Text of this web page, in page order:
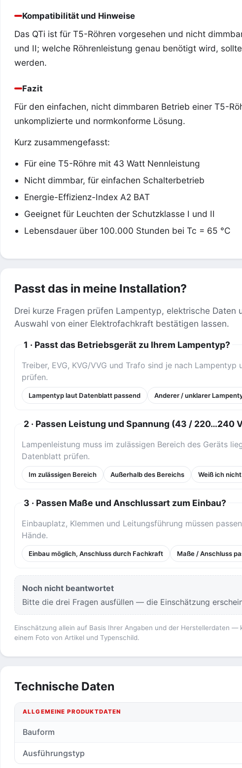
Kompatibilität und Hinweise
Das QTi ist für T5-Röhren vorgesehen und nicht
und II; welche Röhrenleistung genau benötigt wird,
werden.
Fazit
Für den einfachen, nicht dimmbaren Betrieb einer T5-
unkomplizierte und normkonforme Lösung.
Kurz zusammengefasst:
Für eine T5-Röhre mit 43 Watt Nennleistung
Nicht dimmbar, für einfachen Schalterbetrieb
Energie-Effizienz-Index A2 BAT
Geeignet für Leuchten der Schutzklasse I und II
Lebensdauer über 100.000 Stunden bei Tc = 65 °C
Passt das in meine Installation?
Drei kurze Fragen prüfen Lampentyp, elektrische
Auswahl von einer Elektrofachkraft bestätigen lassen.
1 · Passt das Betriebsgerät zu Ihrem Lampentyp?
Treiber, EVG, KVG/VVG und Trafo sind je nach
prüfen.
Lampentyp laut Datenblatt passend Anderer / unklarer
2 · Passen Leistung und Spannung (43 / 220…240
Lampenleistung muss im zulässigen Bereich des Geräts
Datenblatt prüfen.
Im zulässigen Bereich Außerhalb des Bereichs Weiß ich nicht
3 · Passen Maße und Anschlussart zum Einbau?
Einbauplatz, Klemmen und Leitungsführung müssen
Hände.
Einbau möglich, Anschluss durch Fachkraft Maße / Anschluss
Noch nicht beantwortet
Bitte die drei Fragen ausfüllen — die Einschätzung
Einschätzung allein auf Basis Ihrer Angaben und der Herstellerdaten
einem Foto von Artikel und Typenschild.
Technische Daten
ALLGEMEINE PRODUKTDATEN
Bauform
Ausführungstyp